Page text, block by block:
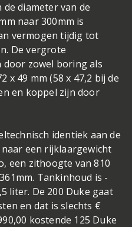
diameter van de
naar 300mm is
vermogen tijdig tot
De vergrote
zowel boring als
x 49 mm (58 x 47,2 bij de
en koppel zijn door
identiek aan de
een rijklaargewicht
een zithoogte van 810
Tankinhoud is -
liter. De 200 Duke gaat
en dat is slechts €
kostende 125 Duke